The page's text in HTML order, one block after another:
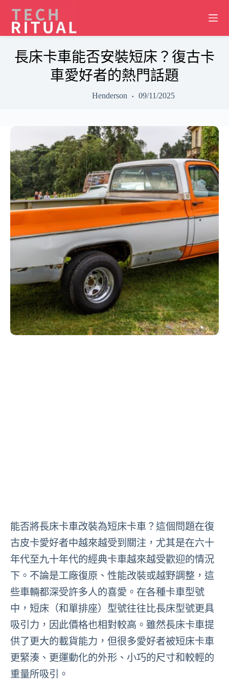
content
長床卡車能否安裝短床？復古卡
車愛好者的熱門話題
Henderson 09/11/2025
能否將長床卡車改裝為短床卡車？這個問題在復
古皮卡愛好者中越來越受到關注，尤其是在六十
年代至九十年代的經典卡車越來越受歡迎的情況
下。不論是工廠復原、性能改裝或越野調整，這
些車輛都深受許多人的喜愛。在各種卡車型號
中，短床（和單排座）型號往往比長床型號更具
吸引力，因此價格也相對較高。雖然長床卡車提
供了更大的載貨能力，但很多愛好者被短床卡車
更緊湊、更運動化的外形、小巧的尺寸和較輕的
重量所吸引。